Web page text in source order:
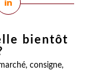
bientôt
, consigne,